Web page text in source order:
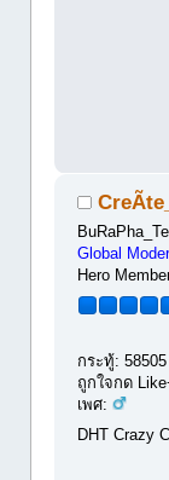
Global
Hero
กระทู้: 58505
ถูกใจกด
เพศ:
DHT Crazy